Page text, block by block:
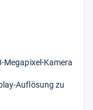
Megapixel-Kamera
Auflösung zu